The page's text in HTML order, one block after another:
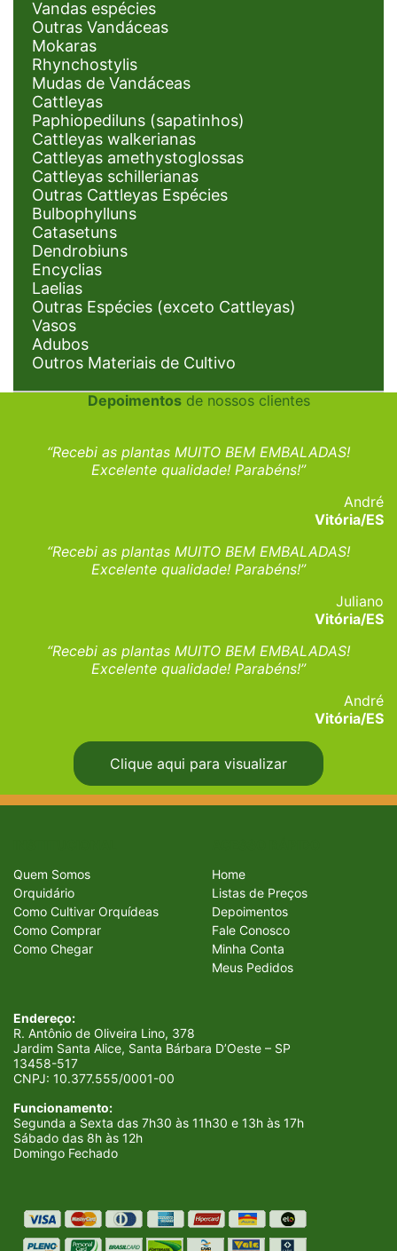
Vandas espécies
Outras Vandáceas
Mokaras
Rhynchostylis
Mudas de Vandáceas
Cattleyas
Paphiopediluns (sapatinhos)
Cattleyas walkerianas
Cattleyas amethystoglossas
Cattleyas schillerianas
Outras Cattleyas Espécies
Bulbophylluns
Catasetuns
Dendrobiuns
Encyclias
Laelias
Outras Espécies (exceto Cattleyas)
Vasos
Adubos
Outros Materiais de Cultivo
Depoimentosde nossos clientes
“Recebi as plantas MUITO BEM EMBALADAS!
Excelente qualidade! Parabéns!”
André
Vitória/ES
“Recebi as plantas MUITO BEM EMBALADAS!
Excelente qualidade! Parabéns!”
Juliano
Vitória/ES
“Recebi as plantas MUITO BEM EMBALADAS!
Excelente qualidade! Parabéns!”
André
Vitória/ES
Clique aqui para visualizar
Endereço:
R. Antônio de Oliveira Lino, 378
Jardim Santa Alice, Santa Bárbara D’Oeste – SP
13458-517
CNPJ: 10.377.555/0001-00
Funcionamento:
Segunda a Sexta das 7h30 às 11h30 e 13h às 17h
Sábado das 8h às 12h
Domingo Fechado
Quem Somos
Orquidário
Como Cultivar Orquídeas
Como Comprar
Como Chegar
Home
Listas de Preços
Depoimentos
Fale Conosco
Minha Conta
Meus Pedidos